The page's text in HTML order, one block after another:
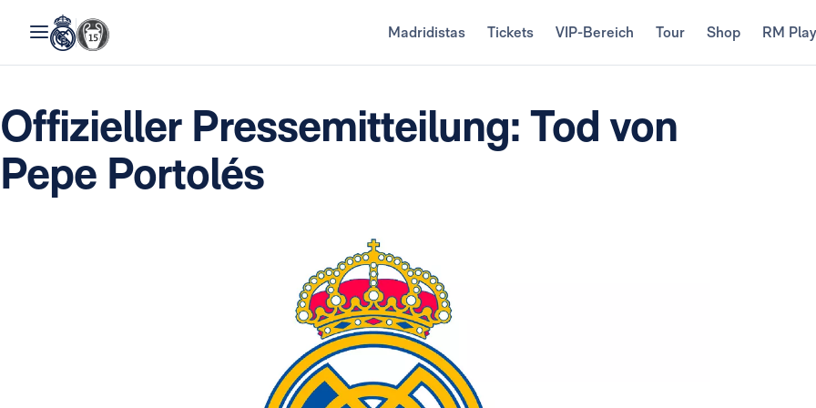
Madridistas Tickets VIP-Bereich Tour Shop RM Play
Offizieller Pressemitteilung: Tod von
Pepe Portolés